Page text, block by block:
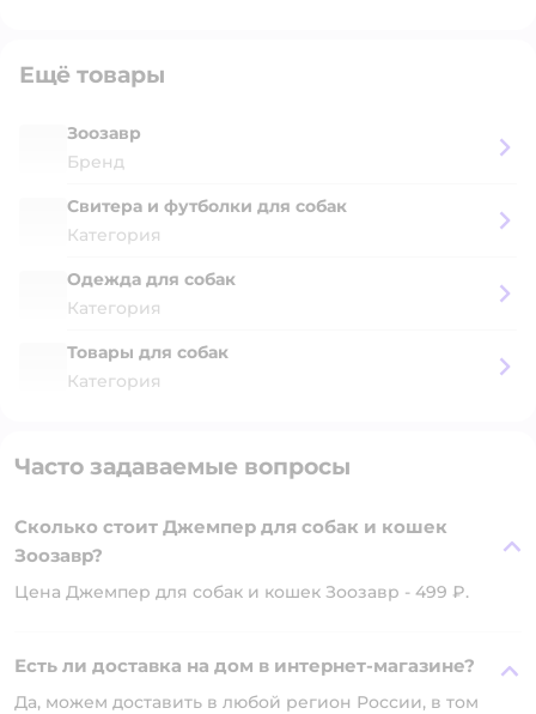
Ещё товары
Зоозавр
Бренд
Свитера и футболки для собак
Категория
Одежда для собак
Категория
Товары для собак
Категория
Часто задаваемые вопросы
Сколько стоит Джемпер для собак и кошек
Зоозавр?
Цена Джемпер для собак и кошек Зоозавр - 499 ₽.
Есть ли доставка на дом в интернет-магазине?
Да, можем доставить в любой регион России, в том